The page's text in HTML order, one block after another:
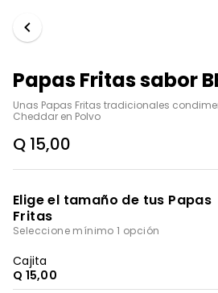
Papas Fritas sabor
Unas Papas Fritas tradicionales
Cheddar en Polvo
Q 15,00
Elige el tamaño de tus Papas
Fritas
Seleccione mínimo 1 opción
Cajita
Q 15,00